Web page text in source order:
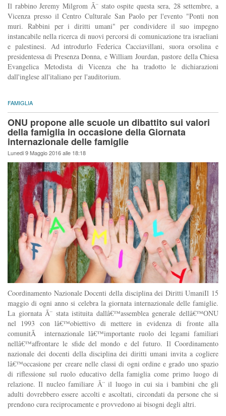
Il rabbino Jeremy Milgrom Ã¨ stato ospite questa sera, 28 settembre, a
Vicenza presso il Centro Culturale San Paolo per l'evento "Ponti non
muri. Rabbini per i diritti umani" per condividere il suo impegno
instancabile nella ricerca di nuovi percorsi di comunicazione tra israeliani
e palestinesi. Ad introdurlo Federica Cacciavillani, suora orsolina e
presidentessa di Presenza Donna, e William Jourdan, pastore della Chiesa
Evangelica Metodista di Vicenza che ha tradotto le dichiarazioni
dall'inglese all'italiano per l'auditorium.
FAMIGLIA
ONU propone alle scuole un dibattito sui valori
della famiglia in occasione della Giornata
internazionale delle famiglie
Lunedi 9 Maggio 2016 alle 18:18
Coordinamento Nazionale Docenti della disciplina dei Diritti UmaniIl 15
maggio di ogni anno si celebra la giornata internazionale delle famiglie.
La giornata Ã¨ stata istituita dallâ€™assemblea generale dellâ€™ONU
nel 1993 con lâ€™obiettivo di mettere in evidenza di fronte alla
comunitÃ internazionale lâ€™importante ruolo dei legami familiari
nellâ€™affrontare le sfide del mondo e del futuro. Il Coordinamento
nazionale dei docenti della disciplina dei diritti umani invita a cogliere
lâ€™occasione per creare nelle classi di ogni ordine e grado uno spazio
di riflessione sul ruolo educativo della famiglia come primo luogo di
relazione. Il nucleo familiare Ã¨ il luogo in cui sia i bambini che gli
adulti dovrebbero essere accolti e ascoltati, circondati da persone che si
prendono cura reciprocamente e provvedono ai bisogni degli altri.